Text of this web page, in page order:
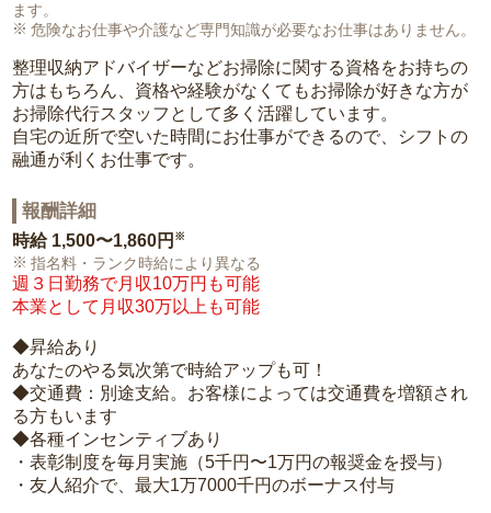
ます。
危険なお仕事や介護など専門知識が必要なお仕事はありません。
整理収納アドバイザーなどお掃除に関する資格をお持ちの
方はもちろん、資格や経験がなくてもお掃除が好きな方が
お掃除代行スタッフとして多く活躍しています。
自宅の近所で空いた時間にお仕事ができるので、シフトの
融通が利くお仕事です。
報酬詳細
時給 1,500〜1,860円 ※
指名料・ランク時給により異なる
週３日勤務で月収10万円も可能
本業として月収30万以上も可能
◆昇給あり
あなたのやる気次第で時給アップも可！
◆交通費：別途支給。お客様によっては交通費を増額され
る方もいます
◆各種インセンティブあり
・表彰制度を毎月実施（5千円〜1万円の報奨金を授与）
・友人紹介で、最大1万7000千円のボーナス付与